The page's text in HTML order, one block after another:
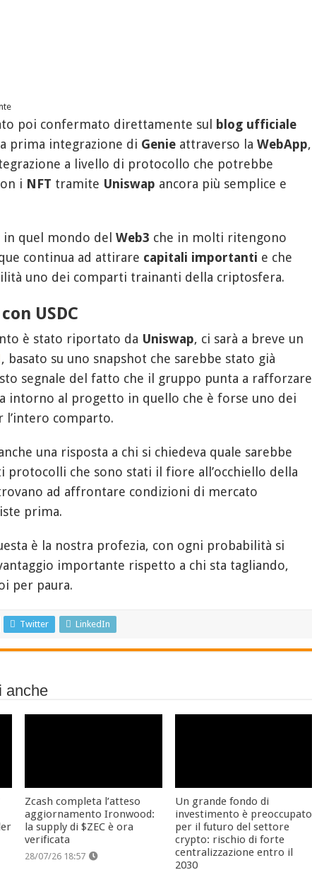
poi confermato direttamente sul
blog ufficiale
prima integrazione di Genieattraverso la WebApp,
a livello di protocollo che potrebbe
i NFT tramite Uniswap ancora più semplice e
quel mondo del Web3 che in molti ritengono
continua ad attirare capitali importanti e che
uno dei comparti trainanti della criptosfera.
USDC
è stato riportato da Uniswap, ci sarà a breve un
, basato su uno snapshot che sarebbe stato già
segnale del fatto che il gruppo punta a rafforzare
intorno al progetto in quello che è forse uno dei
comparto.
una risposta a chi si chiedeva quale sarebbe
protocolli che sono stati il fiore all’occhiello della
ad affrontare condizioni di mercato
prima.
è la nostra profezia, con ogni probabilità si
importante rispetto a chi sta tagliando,
per paura.
Twitter LinkedIn
anche
Zcash completa l’atteso
aggiornamento Ironwood:
la supply di $ZEC è ora
verificata
28/07/26 18:57
Un grande fondo di
investimento è preoccupato
per il futuro del settore
crypto: rischio di forte
centralizzazione entro il
2030